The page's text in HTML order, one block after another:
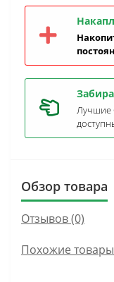
Лучшие
Обзор товара
Отзывов (0)
Похожие товары